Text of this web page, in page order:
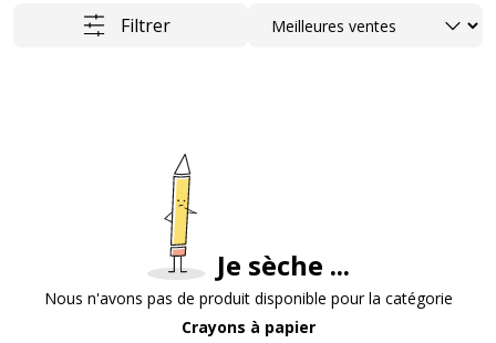
Filtrer Trier
Je sèche ...
Nous n'avons pas de produit disponible pour la catégorie
Crayons à papier